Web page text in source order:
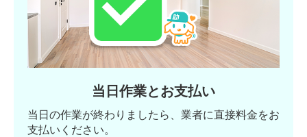
当日作業とお支払い
当日の作業が終わりましたら、業者に直接料金をお
支払いください。